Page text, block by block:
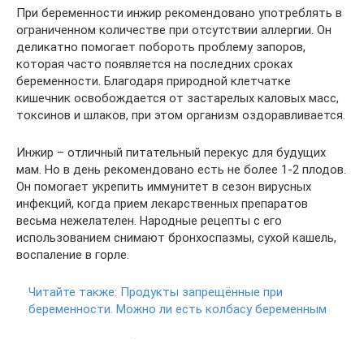
При беременности инжир рекомендовано употреблять в
ограниченном количестве при отсутствии аллергии. Он
деликатно помогает побороть проблему запоров,
которая часто появляется на последних сроках
беременности. Благодаря природной клетчатке
кишечник освобождается от застарелых каловых масс,
токсинов и шлаков, при этом организм оздоравливается.
Инжир – отличный питательный перекус для будущих
мам. Но в день рекомендовано есть не более 1-2 плодов.
Он помогает укрепить иммунитет в сезон вирусных
инфекций, когда прием лекарственных препаратов
весьма нежелателен. Народные рецепты с его
использованием снимают бронхоспазмы, сухой кашель,
воспаление в горле.
Читайте также: Продукты запрещённые при
беременности. Можно ли есть колбасу беременным